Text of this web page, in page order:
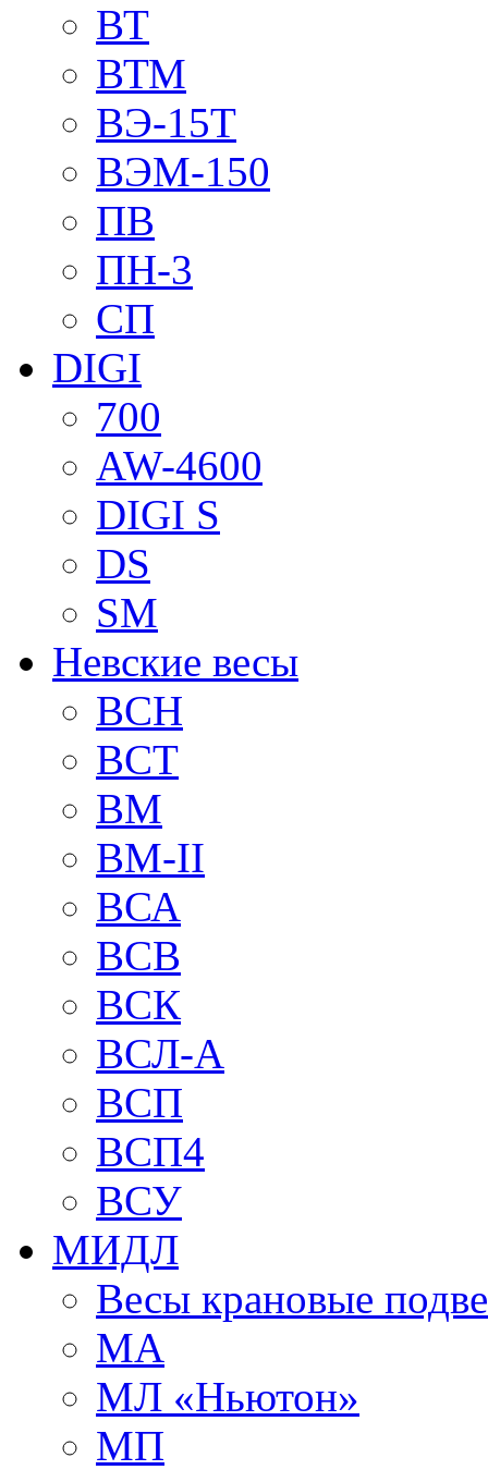
ВТ
ВТМ
ВЭ-15Т
ВЭМ-150
ПВ
ПН-3
СП
DIGI
700
AW-4600
DIGI S
DS
SM
Невские весы
BCH
BCT
BM
BM-II
ВСА
ВСВ
ВСК
ВСЛ-А
ВСП
ВСП4
ВСУ
МИДЛ
Весы крановые
МА
МЛ «Ньютон»
МП